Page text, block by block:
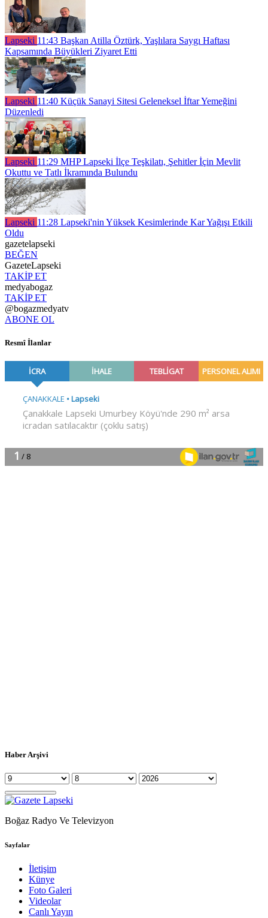
Lapseki 11:43 Başkan Atilla Öztürk, Yaşlılara Saygı Haftası
Kapsamında Büyükleri Ziyaret Etti
Lapseki 11:40 Küçük Sanayi Sitesi Geleneksel İftar Yemeğini
Düzenledi
Lapseki 11:29 MHP Lapseki İlçe Teşkilatı, Şehitler İçin Mevlit
Okuttu ve Tatlı İkramında Bulundu
Lapseki 11:28 Lapseki'nin Yüksek Kesimlerinde Kar Yağışı Etkili
Oldu
gazetelapseki
BEĞEN
GazeteLapseki
TAKİP ET
medyabogaz
TAKİP ET
@bogazmedyatv
ABONE OL
Resmî İlanlar
Haber Arşivi
Boğaz Radyo Ve Televizyon
Sayfalar
İletişim
Künye
Foto Galeri
Videolar
Canlı Yayın